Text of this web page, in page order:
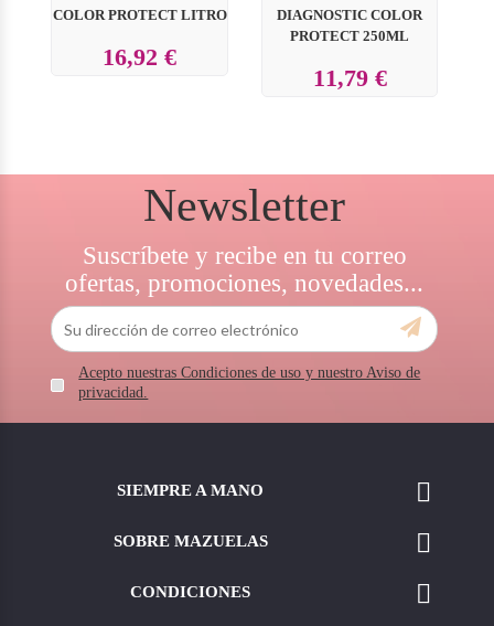
COLOR PROTECT LITRO
16,92 €
DIAGNOSTIC COLOR
PROTECT 250ML
11,79 €
Newsletter
Suscríbete y recibe en tu correo
ofertas, promociones, novedades...
Acepto nuestras Condiciones de uso y nuestro Aviso de
privacidad.
SIEMPRE A MANO 
SOBRE MAZUELAS 
CONDICIONES 